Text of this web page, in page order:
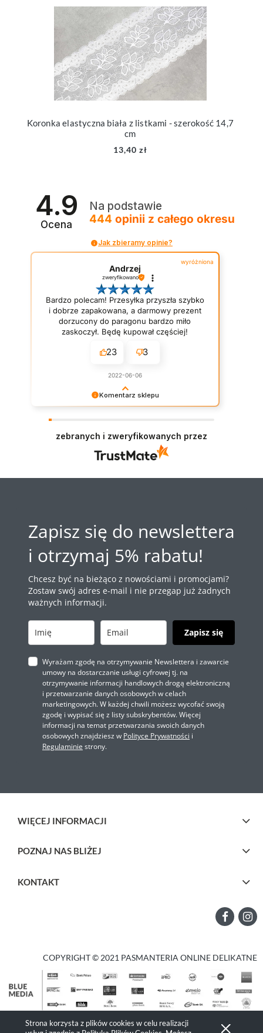
Strona korzysta z plików cookies w celu realizacji
Koronka elastyczna biała z listkami - szerokość 14,7
cm
13,40 zł
4.9
Ocena
Na podstawie
444 opinii z całego okresu
Jak zbieramy opinie?
Komentarz sklepu
wasza satysfakcja. Staramy się dorzucać drobne
próbki/gratisy do każdego zamówienia w
zależności od jego wartości. Mamy nadzieję - do
wyróżniona
Andrzej
zweryfikowano
Bardzo polecam! Przesyłka przyszła szybko
i dobrze zapakowana, a darmowy prezent
dorzucony do paragonu bardzo miło
zaskoczył. Będę kupował częściej!
23 3
2022-06-06
zebranych i zweryfikowanych przez
Zapisz się do newslettera
i otrzymaj 5% rabatu!
Chcesz być na bieżąco z nowościami i promocjami?
Zostaw swój adres e-mail i nie przegap już żadnych
ważnych informacji.
Zapisz się
Wyrażam zgodę na otrzymywanie Newslettera i zawarcie
umowy na dostarczanie usługi cyfrowej tj. na
otrzymywanie informacji handlowych drogą elektroniczną
i przetwarzanie danych osobowych w celach
marketingowych. W każdej chwili możesz wycofać swoją
zgodę i wypisać się z listy subskrybentów. Więcej
informacji na temat przetwarzania swoich danych
osobowych znajdziesz w Polityce Prywatności i
Regulaminie strony.
WIĘCEJ INFORMACJI
POZNAJ NAS BLIŻEJ
KONTAKT
COPYRIGHT © 2021 PASMANTERIA ONLINE DELIKATNE
Pokaż pełną wersję strony